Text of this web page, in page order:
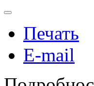
Печать
E-mail